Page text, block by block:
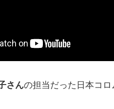
さんの担当だった日本コロ